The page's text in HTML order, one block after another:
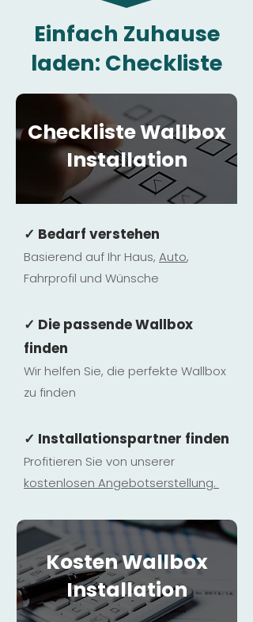
Einfach Zuhause
laden: Checkliste
Checkliste Wallbox
Installation
✓ Bedarf verstehen
Basierend auf Ihr Haus, Auto,
Fahrprofil und Wünsche
✓ Die passende Wallbox
finden
Wir helfen Sie, die perfekte Wallbox
zu finden
✓ Installationspartner finden
Profitieren Sie von unserer
kostenlosen Angebotserstellung.
Kosten Wallbox
Installation